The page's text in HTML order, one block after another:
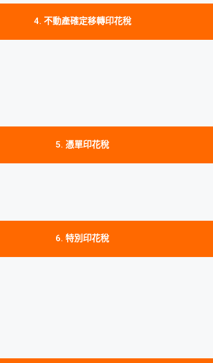
4. 不動產確定移轉印花稅
5. 憑單印花稅
6. 特別印花稅